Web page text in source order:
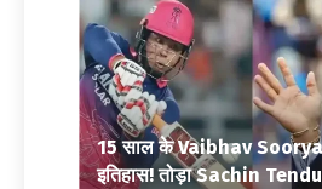
15 साल के Vaibhav
इतिहास! तोड़ा Sachin